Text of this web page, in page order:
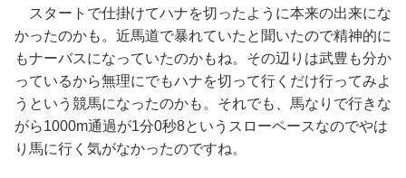
スタートで仕掛けてハナを切ったように本来の出来にな
かったのかも。近馬道で暴れていたと聞いたので精神的に
もナーバスになっていたのかもね。その辺りは武豊も分か
っているから無理にでもハナを切って行くだけ行ってみよ
うという競馬になったのかも。それでも、馬なりで行きな
がら1000m通過が1分0秒8というスローペースなのでやは
り馬に行く気がなかったのですね。